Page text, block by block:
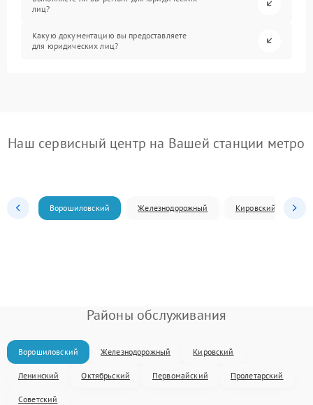
лиц?
Какую документацию вы предоставляете
для юридических лиц?
Наш сервисный центр на Вашей станции метро
Ворошиловский Железнодорожный Кировский
Районы обслуживания
Ворошиловский Железнодорожный Кировский
Ленинский Октябрьский Первомайский Пролетарский
Советский